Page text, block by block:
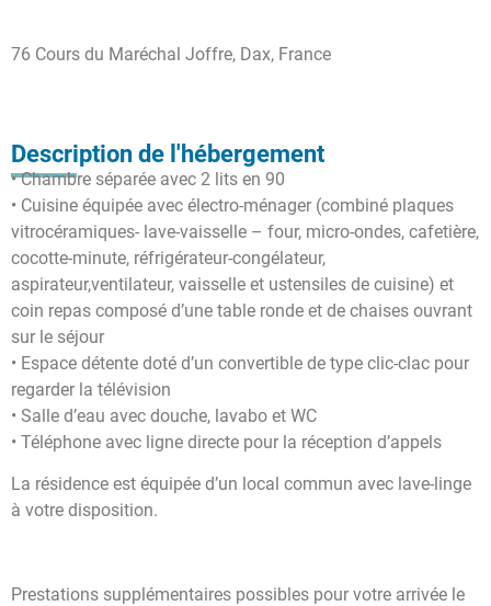
76 Cours du Maréchal Joffre, Dax, France
Description de l'hébergement
• Chambre séparée avec 2 lits en 90
• Cuisine équipée avec électro-ménager (combiné plaques
vitrocéramiques- lave-vaisselle – four, micro-ondes, cafetière,
cocotte-minute, réfrigérateur-congélateur,
aspirateur,ventilateur, vaisselle et ustensiles de cuisine) et
coin repas composé d’une table ronde et de chaises ouvrant
sur le séjour
• Espace détente doté d’un convertible de type clic-clac pour
regarder la télévision
• Salle d’eau avec douche, lavabo et WC
• Téléphone avec ligne directe pour la réception d’appels
La résidence est équipée d’un local commun avec lave-linge
à votre disposition.
Prestations supplémentaires possibles pour votre arrivée le